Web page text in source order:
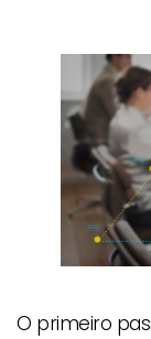
O primeiro